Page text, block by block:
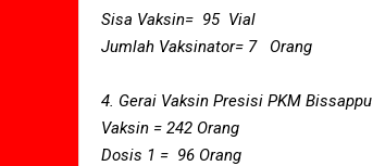
Sisa Vaksin= 95 Vial
Jumlah Vaksinator= 7 Orang
4. Gerai Vaksin Presisi PKM Bissappu
Vaksin = 242 Orang
Dosis 1 = 96 Orang